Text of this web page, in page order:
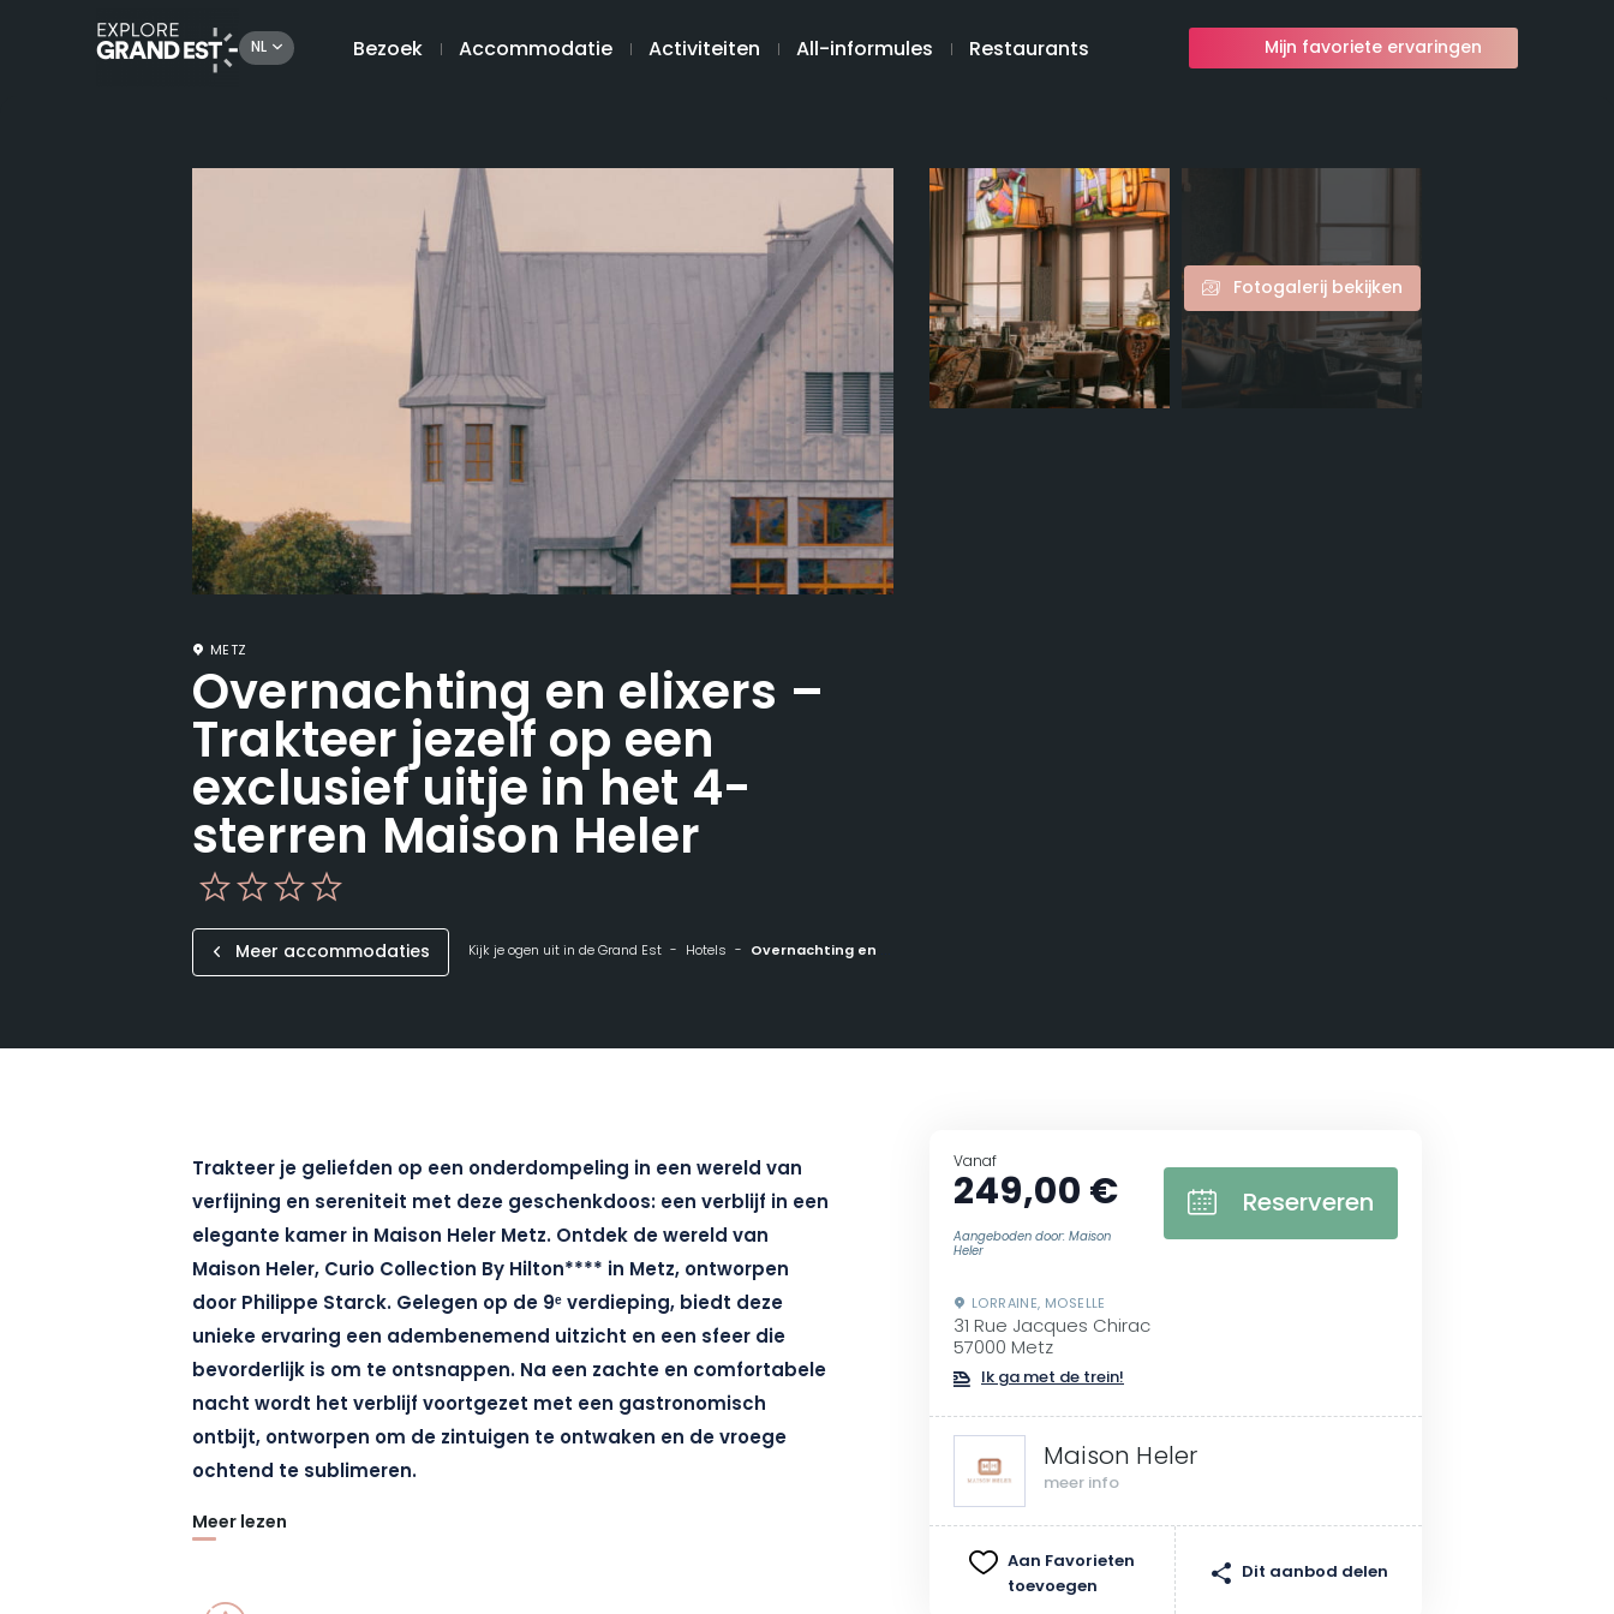
NL Bezoek Accommodatie Activiteiten All-informules Restaurants Mijn favoriete ervaringen
Fotogalerij bekijken
METZ
Overnachting en elixers –
Trakteer jezelf op een
exclusief uitje in het 4-
sterren Maison Heler
Meer accommodaties Kijk je ogen uit in de Grand Est Hotels Overnachting en elixers - Trakteer jezelf op een exclusief uitje in het 4-sterren Maison Heler
Trakteer je geliefden op een onderdompeling in een wereld van
verfijning en sereniteit met deze geschenkdoos: een verblijf in een
elegante kamer in Maison Heler Metz. Ontdek de wereld van
Maison Heler, Curio Collection By Hilton**** in Metz, ontworpen
door Philippe Starck. Gelegen op de 9ᵉ verdieping, biedt deze
unieke ervaring een adembenemend uitzicht en een sfeer die
bevorderlijk is om te ontsnappen. Na een zachte en comfortabele
nacht wordt het verblijf voortgezet met een gastronomisch
ontbijt, ontworpen om de zintuigen te ontwaken en de vroege
ochtend te sublimeren.
Om dit uitzonderlijke verblijf compleet te maken, worden er 2 cocktails
Meer lezen
Vanaf
249,00 €
Aangeboden door: Maison
Heler
Reserveren
LORRAINE, MOSELLE
31 Rue Jacques Chirac
57000 Metz
Ik ga met de trein!
Maison Heler
meer info
Aan Favorieten
toevoegen
Dit aanbod delen